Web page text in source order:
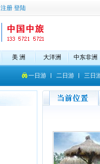
注册 登陆
美 洲 大洋洲 中东非洲
一日游 二日游 三日